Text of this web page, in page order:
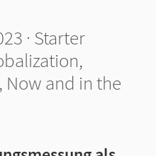
· Starter
Now and in the